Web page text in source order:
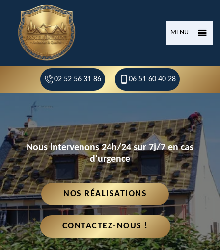
MENU
02 52 56 31 86 06 51 60 40 28
Nous intervenons 24h/24 sur 7j/7 en cas
d'urgence
NOS RÉALISATIONS
CONTACTEZ-NOUS !